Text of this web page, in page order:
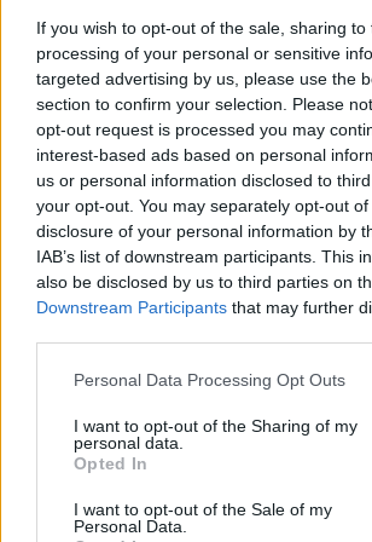
If you wish to opt-out of the sale, sharing
processing of your personal or sensitive
targeted advertising by us, please use the
section to confirm your selection. Please
opt-out request is processed you may
interest-based ads based on personal
us or personal information disclosed to
your opt-out. You may separately opt-out
disclosure of your personal information by
IAB’s list of downstream participants. This
also be disclosed by us to third parties on
Downstream Participants that may further
Please note that this website/app uses one
not limited to your visit or usage behaviour.
grant or deny consent to Google and its
use your data for below specified purposes
consent section.
Personal Data Processing Opt Outs
I want to opt-out of the Sharing of my
personal data.
Opted In
I want to opt-out of the Sale of my
Personal Data.
kezdeményezés a Mi Hazánktól
támogatja annak létrehozását.
Emellett arról is beszélt, hogy a képviselői
frakciójuttatások kapcsán „döbbenetes
az elmúlt években, és ezen változtatni
Folyamatban az
átvétel,
indulnak Brüsszellel
A leköszönő kormány több tagja már
Tiszával. A gazdasági átadás-átvételről
indultak, és a költségvetés állapotát csak